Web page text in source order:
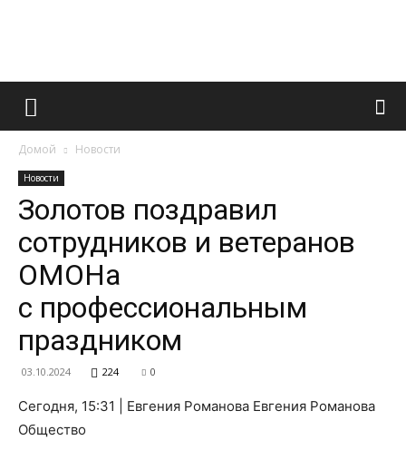
Французский
и
о
Домой Новости
Новости
Золотов поздравил
сотрудников и ветеранов
ОМОНа
с профессиональным
праздником
03.10.2024 224 0
Сегодня, 15:31 | Евгения Романова Евгения Романова
Общество